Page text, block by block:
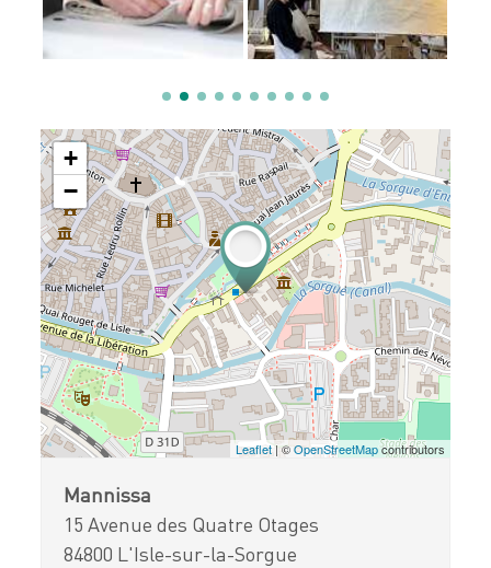
+
−
Leaflet| ©OpenStreetMapcontributors
Mannissa
15 Avenue des Quatre Otages
84800 L'Isle-sur-la-Sorgue